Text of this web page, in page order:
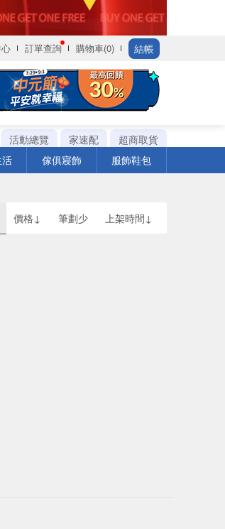
訂單查詢 購物車(0) 結帳
活動總覽 家速配
超商取貨
傢俱寢飾 服飾鞋包
價格↓ 筆劃少 上架時間↓